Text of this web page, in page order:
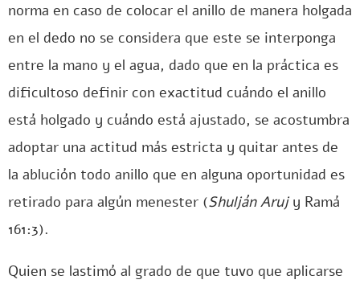
norma en caso de colocar el anillo de manera holgada
en el dedo no se considera que este se interponga
entre la mano y el agua, dado que en la práctica es
dificultoso definir con exactitud cuándo el anillo
está holgado y cuándo está ajustado, se acostumbra
adoptar una actitud más estricta y quitar antes de
la ablución todo anillo que en alguna oportunidad es
retirado para algún menester (Shulján Arujy Ramá
161:3).
Quien se lastimó al grado de que tuvo que aplicarse